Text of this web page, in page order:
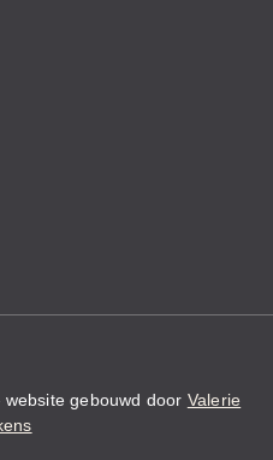
gebouwd door Valerie